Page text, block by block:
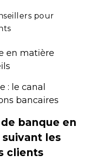
pour
en matière
: le canal
bancaires
banque en
les
clients